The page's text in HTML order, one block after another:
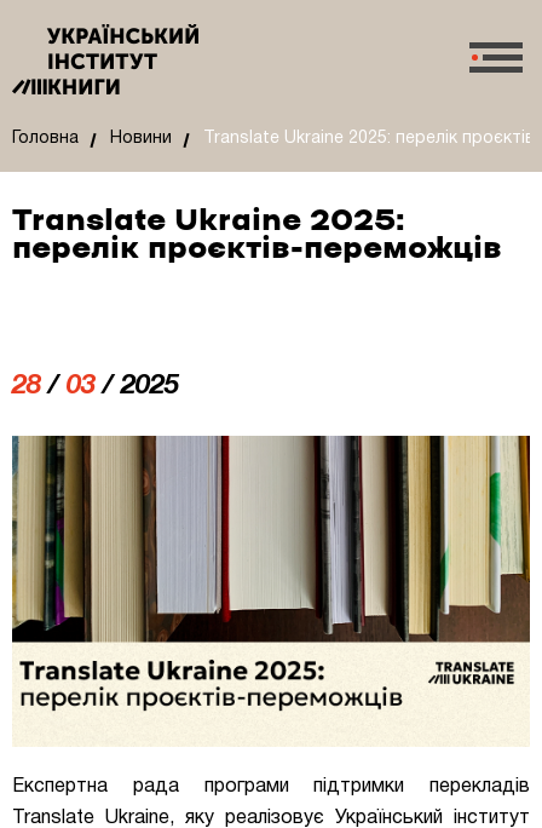
Головна Новини Translate Ukraine 2025: перелік
Translate Ukraine 2025:
перелік проєктів-переможців
28 / 03 / 2025
Експертна рада програми підтримки перекладів
Translate Ukraine, яку реалізовує Український інститут